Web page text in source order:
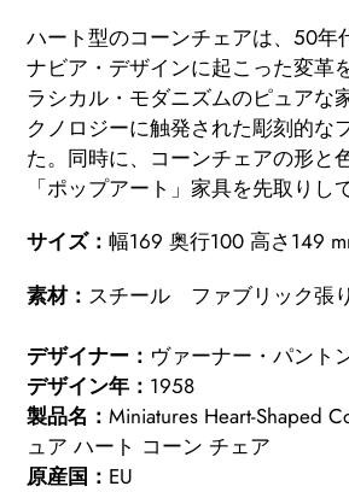
ハート型のコーンチェアは、50年
ナビア・デザインに起こった変革
ラシカル・モダニズムのピュアな
クノロジーに触発された彫刻的な
た。同時に、コーンチェアの形と
「ポップアート」家具を先取りし
サイズ： 幅169 奥行100 高さ149
素材： スチール ファブリック張り
デザイナー： ヴァーナー・パント
デザイン年： 1958
製品名： Miniatures Heart-Shaped
ュア ハート コーン チェア
原産国： EU